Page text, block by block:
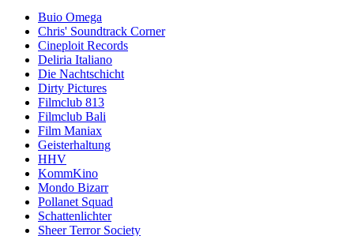
Buio Omega
Chris' Soundtrack Corner
Cineploit Records
Deliria Italiano
Die Nachtschicht
Dirty Pictures
Filmclub 813
Filmclub Bali
Film Maniax
Geisterhaltung
HHV
KommKino
Mondo Bizarr
Pollanet Squad
Schattenlichter
Sheer Terror Society